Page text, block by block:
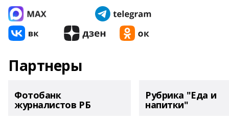
Партнеры
Фотобанк
журналистов РБ
Рубрика "Еда и
напитки"